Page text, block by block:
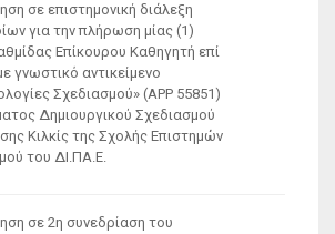
σε επιστημονική διάλεξη
για την πλήρωση μίας (1)
Επίκουρου Καθηγητή επί
γνωστικό αντικείμενο
Σχεδιασμού» (ΑΡΡ 55851)
Δημιουργικού Σχεδιασμού
Κιλκίς της Σχολής Επιστημών
του ΔΙ.ΠΑ.Ε.
σε 2η συνεδρίαση του